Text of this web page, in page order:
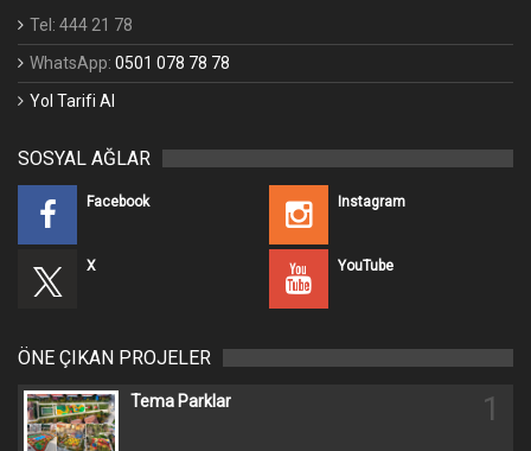
Tel: 444 21 78
WhatsApp: 0501 078 78 78
Yol Tarifi Al
SOSYAL AĞLAR
Facebook Instagram
X YouTube
ÖNE ÇIKAN PROJELER
Tema Parklar 1